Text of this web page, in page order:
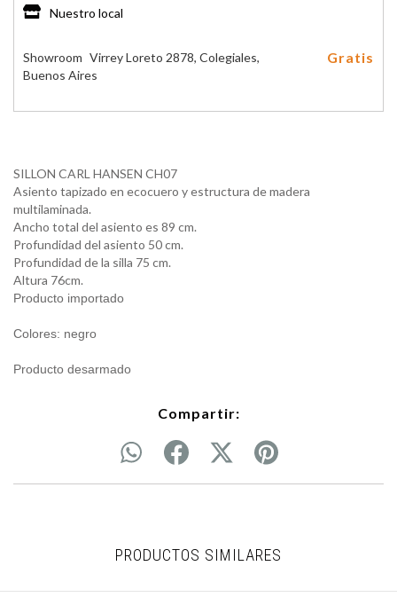
Nuestro local
Showroom Virrey Loreto 2878, Colegiales,
Buenos Aires
Gratis
SILLON CARL HANSEN CH07
Asiento tapizado en ecocuero y estructura de madera
multilaminada.
Ancho total del asiento es 89 cm.
Profundidad del asiento 50 cm.
Profundidad de la silla 75 cm.
Altura 76cm.
Producto importado
Colores: negro
Producto desarmado
Compartir:
PRODUCTOS SIMILARES